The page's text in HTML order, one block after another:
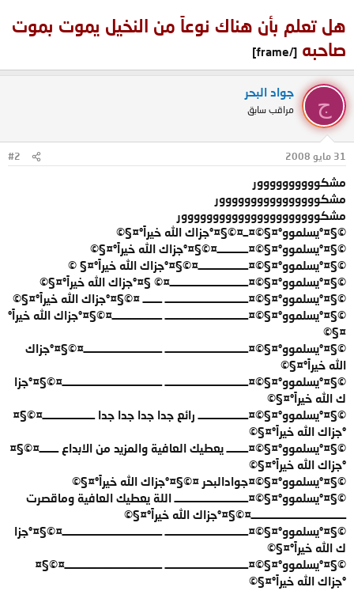
هل تعلم بأن هناك نوعاً من النخيل يموت بموت
صاحبه [/frame]
ج
جواد البحر
مراقب سابق
31 مايو 2008 #2
مشكوووووووووور
مشكوووووووووووووووور
مشكوووووووووووووووووووووور
©§¤°يسلموو°¤§©¤ــ¤©§¤°جزاك الله خيراً°¤§©
©§¤°يسلموو°¤§©¤ـــــــــــــ¤©§¤°جزاك الله خيراً°¤§©
©§¤°يسلموو°¤§©¤ـــــــــــــــــــــ¤©§¤°جزاك الله خيراً°¤§ ©
©§¤°يسلموو°¤§©¤ـــــــــــــــــــــــــــــــــ¤© §¤°جزاك الله خيراً°¤§©
©§¤°يسلموو°¤§©¤ـــــــــــــــــــــــــــــــــــ ــــــــ ¤©§¤°جزاك الله خيراً°¤§©
©§¤°يسلموو°¤§©¤ـــــــــــــــــــــــــــــــــــ ـــــــــــــــــــــ¤©§¤°جزاك الله خيراً°
¤§©
©§¤°يسلموو°¤§©¤ـــــــــــــــــــــــــــــــــــ ـــــــــــــــــــــــــــــــــ¤©§¤°جزاك
الله خيراً°¤§©
©§¤°يسلموو°¤§©¤ـــــــــــــــــــــــــــــــــــ ــــــــــــــــــــــــــــــــــــــــــ¤©§¤°جزا
ك الله خيراً°¤§©
©§¤°يسلموو°¤§©¤ـــــــــــــــــــــ رائع جدا جدا جدا جدا ــــــــــــــــــــــ¤©§¤
°جزاك الله خيراً°¤§©
©§¤°يسلموو°¤§©¤ـــــــــ يعطيك العافية والمزيد من الابداع ــــــــ¤©§¤
°جزاك الله خيراً°¤§©
©§¤°يسلموو°¤§©¤جوادالبحر ¤©§¤°جزاك الله خيراً°¤§©
©§¤°يسلموو°¤§©¤ـــــــــــــــــــــــــــــــ اللة يعطيك العافية وماقصرت
ــــــــــــــــــــــــــــــــــــــــ¤©§¤°جزاك الله خيراً°¤§©
©§¤°يسلموو°¤§©¤ـــــــــــــــــــــــــــــــــــ ــــــــــــــــــــــــــــــــــــــــــ¤©§¤°جزا
ك الله خيراً°¤§©
©§¤°يسلموو°¤§©¤ـــــــــــــــــــــــــــــــــــ ـــــــــــــــــــــــــــــــــــــــــ¤©§¤
°جزاك الله خيراً°¤§©